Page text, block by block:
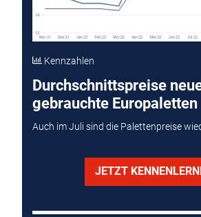
Kennzahlen
Durchschnittspreise
gebrauchte Europaletten
Auch im Juli sind die Palettenpreise
JETZT